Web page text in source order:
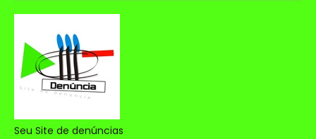
Seu Site de denúncias